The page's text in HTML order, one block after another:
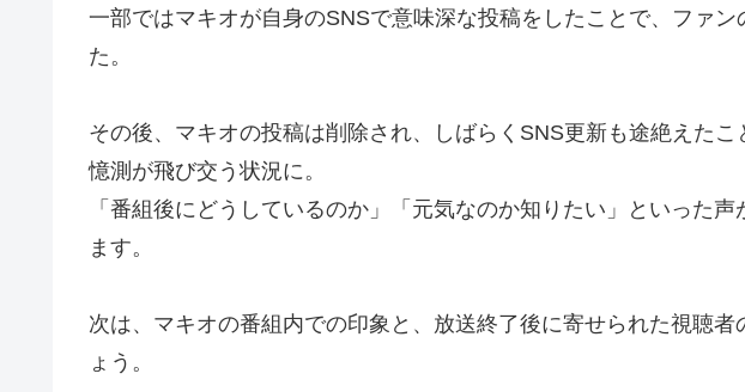
一部ではマキオが自身のSNSで意味深な投稿をしたことで、ファン
た。
その後、マキオの投稿は削除され、しばらくSNS更新も途絶えたこ
憶測が飛び交う状況に。
「番組後にどうしているのか」「元気なのか知りたい」といった
ます。
次は、マキオの番組内での印象と、放送終了後に寄せられた視聴者
ょう。